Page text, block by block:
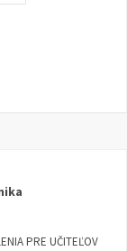
PRE UČITEĽOV